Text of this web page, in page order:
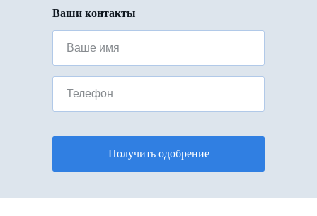
Ваши контакты
Ваше имя
Телефон
Получить одобрение